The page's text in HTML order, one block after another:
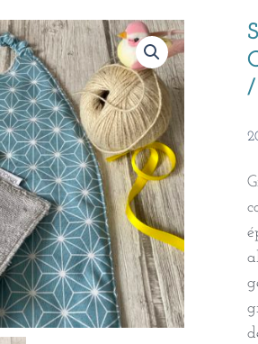
/